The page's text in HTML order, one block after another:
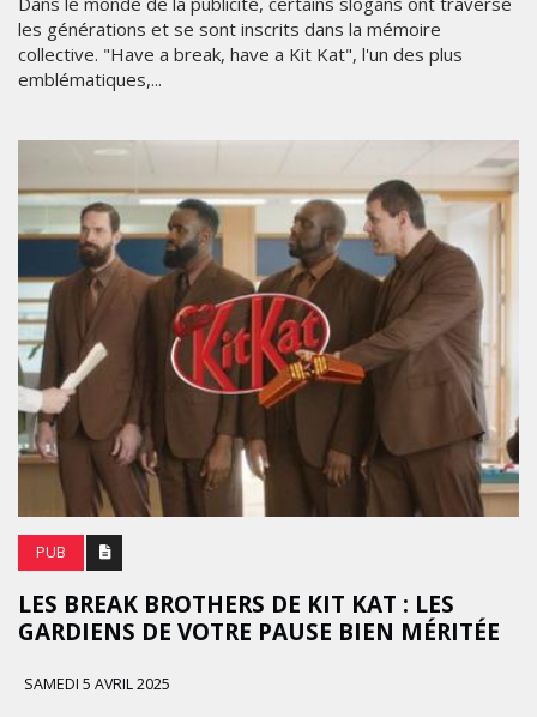
les générations et se sont inscrits dans la mémoire
collective. "Have a break, have a Kit Kat", l'un des plus
emblématiques,...
PUB
LES BREAK BROTHERS DE KIT KAT : LES
GARDIENS DE VOTRE PAUSE BIEN MÉRITÉE
SAMEDI 5 AVRIL 2025